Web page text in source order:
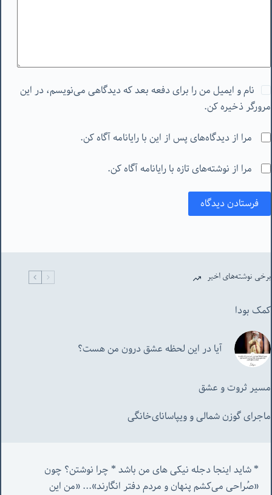
نام و ایمیل من را برای دفعه بعد که دیدگاهی می‌نویسم، در این
مرورگر ذخیره کن.
مرا از دیدگاه‌های پس از این با رایانامه آگاه کن.
مرا از نوشته‌های تازه با رایانامه آگاه کن.
فرستادن دیدگاه
برخی نوشته‌های اخیر
کمک بودا
آیا در این لحظه عشق درون من هست؟
مسیر ثروت و عشق
ماجرای گوزن شمالی و‌ ویپاسانای‌خانگی
«صُراحی می‌کشم پنهان‌ و مردم‌ دفتر انگارند»... «